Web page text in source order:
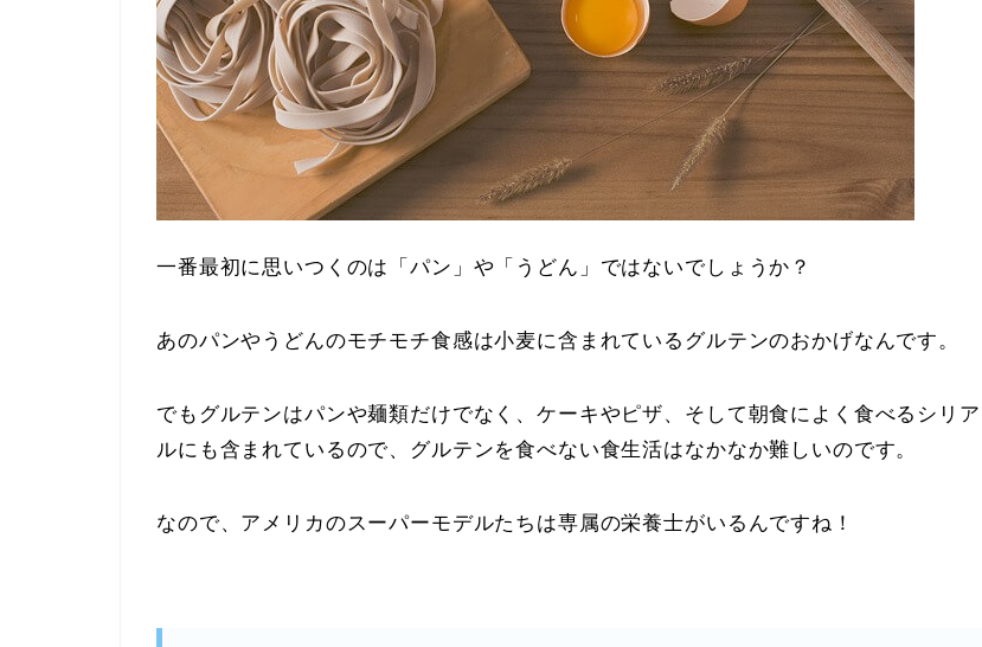
一番最初に思いつくのは「パン」や「うどん」ではないでしょうか？
あのパンやうどんのモチモチ食感は小麦に含まれているグルテンのおかげなんです。
でもグルテンはパンや麺類だけでなく、ケーキやピザ、そして朝食によく食べるシリア
ルにも含まれているので、グルテンを食べない食生活はなかなか難しいのです。
なので、アメリカのスーパーモデルたちは専属の栄養士がいるんですね！